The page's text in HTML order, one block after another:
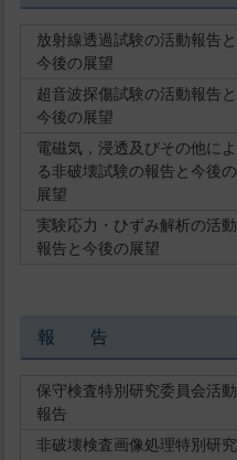
放射線透過試験の活動報告と
今後の展望
超音波探傷試験の活動報告と
今後の展望
電磁気，浸透及びその他によ
る非破壊試験の報告と今後の
展望
実験応力・ひずみ解析の活動
報告と今後の展望
報 告
保守検査特別研究委員会活動
報告
非破壊検査画像処理特別研究